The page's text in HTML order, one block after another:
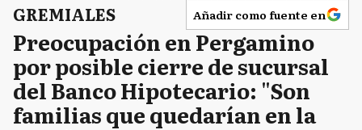
GREMIALES Añadir como fuente en
Preocupación en Pergamino
por posible cierre de sucursal
del Banco Hipotecario: "Son
familias que quedarían en la